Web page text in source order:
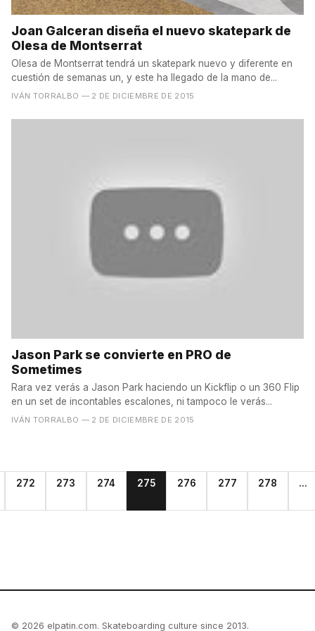
Joan Galceran diseña el nuevo skatepark de
Olesa de Montserrat
Olesa de Montserrat tendrá un skatepark nuevo y diferente en
cuestión de semanas un, y este ha llegado de la mano de...
IVÁN TORRALBO — 2 DE DICIEMBRE DE 2015
Jason Park se convierte en PRO de
Sometimes
Rara vez verás a Jason Park haciendo un Kickflip o un 360 Flip
en un set de incontables escalones, ni tampoco le verás...
IVÁN TORRALBO — 2 DE DICIEMBRE DE 2015
272 273 274 275 276 277 278 ...
© 2026 elpatin.com. Skateboarding culture since 2013.